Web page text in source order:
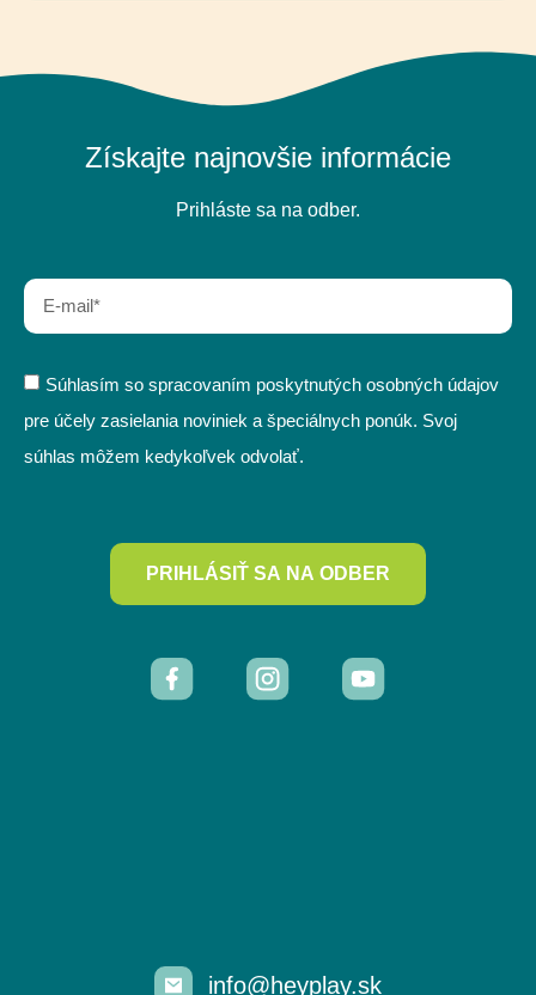
info@heyplay.sk
Získajte najnovšie informácie
Prihláste sa na odber.
Súhlasím so spracovaním poskytnutých osobných údajov
pre účely zasielania noviniek a špeciálnych ponúk. Svoj
súhlas môžem kedykoľvek odvolať.
PRIHLÁSIŤ SA NA ODBER